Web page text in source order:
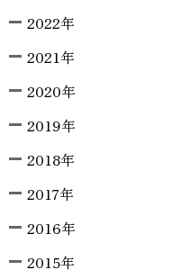
2022年
2021年
2020年
2019年
2018年
2017年
2016年
2015年